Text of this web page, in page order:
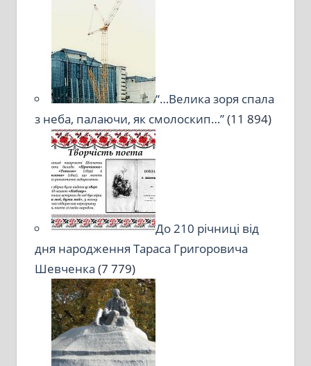
“…Велика зоря спала
з неба, палаючи, як смолоскип…”(11 894)
До 210 річниці від
дня народження Тараса Григоровича
Шевченка (7 779)